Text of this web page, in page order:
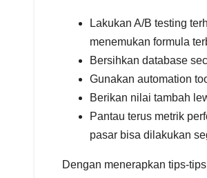
Lakukan A/B testing
menemukan formula
Bersihkan database
Gunakan automation
Berikan nilai tambah
Pantau terus metrik
pasar bisa dilakukan
Dengan menerapkan tips-